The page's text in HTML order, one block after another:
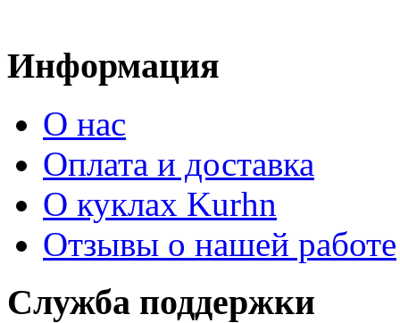
Информация
О нас
Оплата и доставка
О куклах Kurhn
Отзывы о нашей работе
Служба поддержки